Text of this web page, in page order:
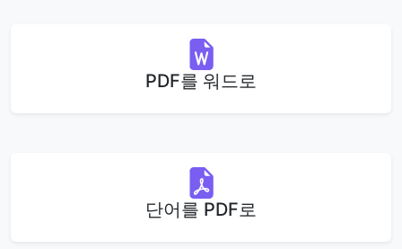
PDF를 워드로
단어를 PDF로